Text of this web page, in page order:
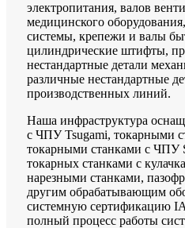
электропитания, валов
медицинского
системы, крепежи и валы
цилиндрические штифты,
нестандартные детали
различные нестандартные
производственных линий.
Наша инфраструктура
с ЧПУ Tsugami, токарными
токарными станками с ЧПУ
токарных станками с
нарезными станками,
другим обрабатывающим
системную сертификацию
полный процесс работы